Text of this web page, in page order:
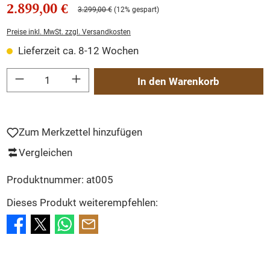
2.899,00 € 3.299,00 € (12% gespart)
Preise inkl. MwSt. zzgl. Versandkosten
Lieferzeit ca. 8-12 Wochen
Produkt Anzahl: Gib den gewünschten Wert ein oder benutze die Schaltflächen
In den Warenkorb
Zum Merkzettel hinzufügen
Vergleichen
Produktnummer: at005
Dieses Produkt weiterempfehlen: